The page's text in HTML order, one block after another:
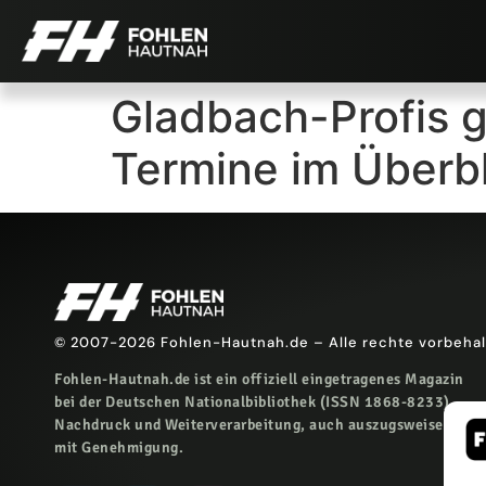
Gladbach-Profis
Termine im
© 2007-2026 Fohlen-Hautnah.de – Alle rechte
Fohlen-Hautnah.de ist ein offiziell eingetragenes Magazin
bei der Deutschen Nationalbibliothek (ISSN 1868-8233).
Nachdruck und Weiterverarbeitung, auch auszugsweise, nur
mit Genehmigung.